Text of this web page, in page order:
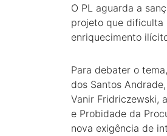
O PL aguarda a
projeto que dificulta
enriquecimento
Para debater o
dos Santos
Vanir Fridriczewski,
e Probidade da
nova exigência de